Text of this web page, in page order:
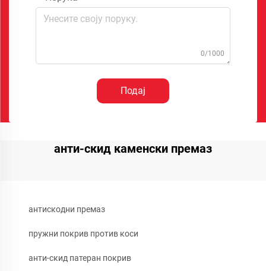
0/1000
Подај
анти-скид каменски премаз
антискодни премаз
пружни покрив против коси
анти-скид патеран покрив